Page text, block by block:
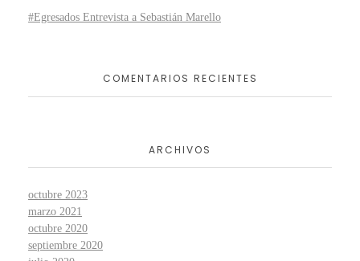
#Egresados Entrevista a Sebastián Marello
COMENTARIOS RECIENTES
ARCHIVOS
octubre 2023
marzo 2021
octubre 2020
septiembre 2020